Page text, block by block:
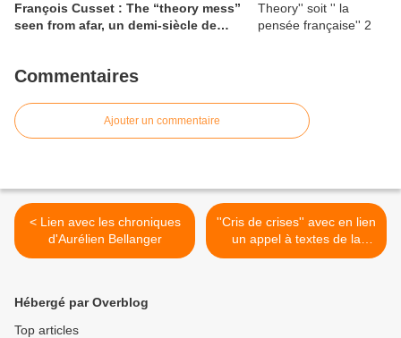
François Cusset : The “theory mess”
seen from afar, un demi-siècle de
l'émancipation...'', François Cusset
Commentaires
Ajouter un commentaire
< Lien avec les chroniques
d'Aurélien Bellanger
''Cris de crises'' avec en lien
un appel à textes de la
Revue numérique TraHs >
Hébergé par Overblog
Top articles